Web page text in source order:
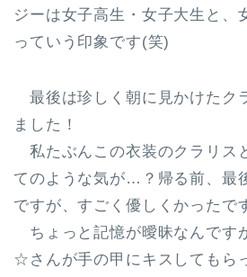
ジーは女子高生・女子大生と、
っていう印象です(笑)
最後は珍しく朝に見かけたク
ました！
私たぶんこの衣装のクラリス
てのような気が…？帰る前、最
ですが、すごく優しくかったで
ちょっと記憶が曖昧なんです
☆さんが手の甲にキスしてもら